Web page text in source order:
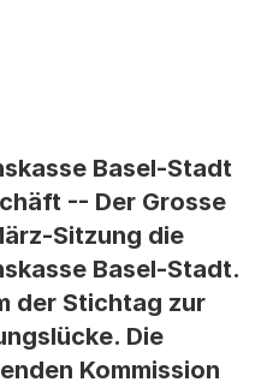
Basel-Stadt
-- Der Grosse
Sitzung die
Basel-Stadt.
der Stichtag zur
Die
Kommission